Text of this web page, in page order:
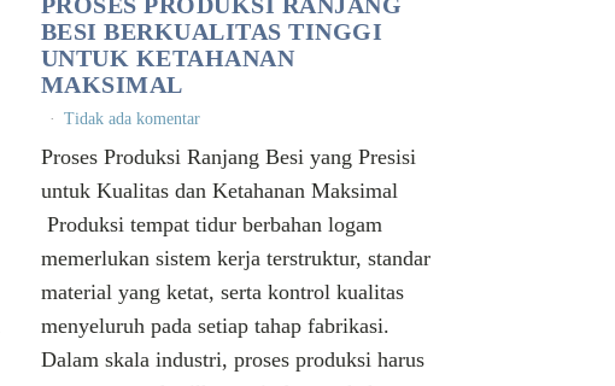
BESI BERKUALITAS TINGGI
UNTUK KETAHANAN
MAKSIMAL
Tidak ada komentar
Proses Produksi Ranjang Besi yang Presisi
untuk Kualitas dan Ketahanan Maksimal
Produksi tempat tidur berbahan logam
memerlukan sistem kerja terstruktur, standar
material yang ketat, serta kontrol kualitas
menyeluruh pada setiap tahap fabrikasi.
Dalam skala industri, proses produksi harus